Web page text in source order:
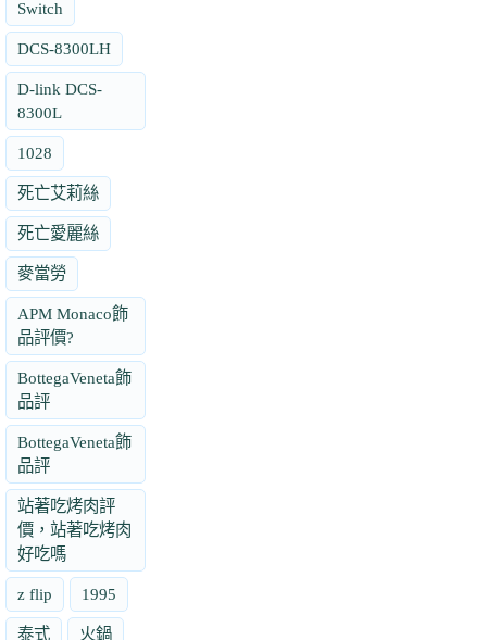
Switch
DCS-8300LH
D-link DCS-
8300L
1028
死亡艾莉絲
死亡愛麗絲
麥當勞
APM Monaco飾
品評價?
BottegaVeneta飾
品評
BottegaVeneta飾
品評
站著吃烤肉評
價，站著吃烤肉
好吃嗎
z flip 1995
泰式 火鍋